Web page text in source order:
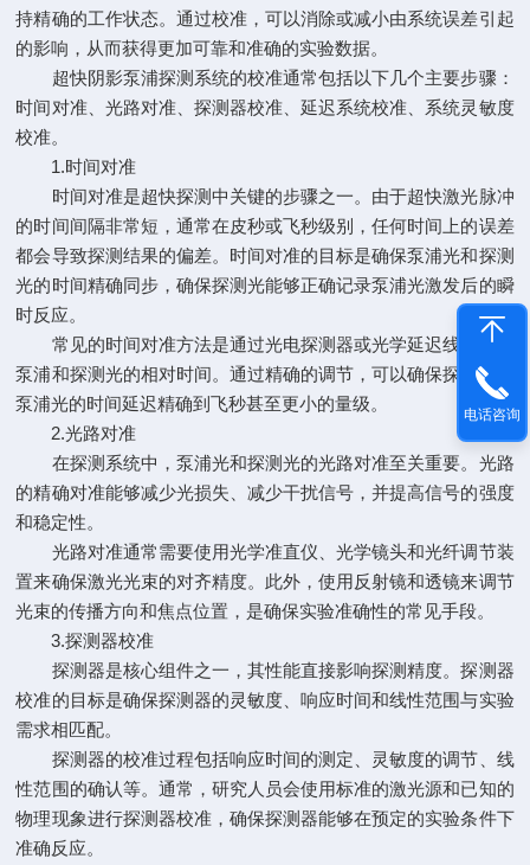
持精确的工作状态。通过校准，可以消除或减小由系统误差引起
的影响，从而获得更加可靠和准确的实验数据。
超快阴影泵浦探测系统的校准通常包括以下几个主要步骤：
时间对准、光路对准、探测器校准、延迟系统校准、系统灵敏度
校准。
1.时间对准
时间对准是超快探测中关键的步骤之一。由于超快激光脉冲
的时间间隔非常短，通常在皮秒或飞秒级别，任何时间上的误差
都会导致探测结果的偏差。时间对准的目标是确保泵浦光和探测
光的时间精确同步，确保探测光能够正确记录泵浦光激发后的瞬
时反应。
常见的时间对准方法是通过光电探测器或光学延迟线来调节
泵浦和探测光的相对时间。通过精确的调节，可以确保探测光和
泵浦光的时间延迟精确到飞秒甚至更小的量级。
2.光路对准
在探测系统中，泵浦光和探测光的光路对准至关重要。光路
的精确对准能够减少光损失、减少干扰信号，并提高信号的强度
和稳定性。
光路对准通常需要使用光学准直仪、光学镜头和光纤调节装
置来确保激光光束的对齐精度。此外，使用反射镜和透镜来调节
光束的传播方向和焦点位置，是确保实验准确性的常见手段。
3.探测器校准
探测器是核心组件之一，其性能直接影响探测精度。探测器
校准的目标是确保探测器的灵敏度、响应时间和线性范围与实验
需求相匹配。
探测器的校准过程包括响应时间的测定、灵敏度的调节、线
性范围的确认等。通常，研究人员会使用标准的激光源和已知的
物理现象进行探测器校准，确保探测器能够在预定的实验条件下
准确反应。
电话咨询